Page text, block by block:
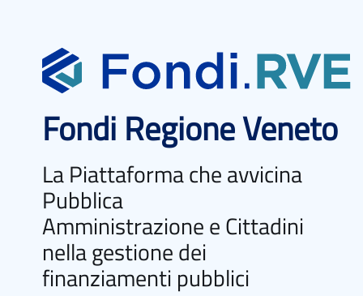
Fondi Regione Veneto
La Piattaforma che avvicina
Pubblica
Amministrazione e Cittadini
nella gestione dei
finanziamenti pubblici